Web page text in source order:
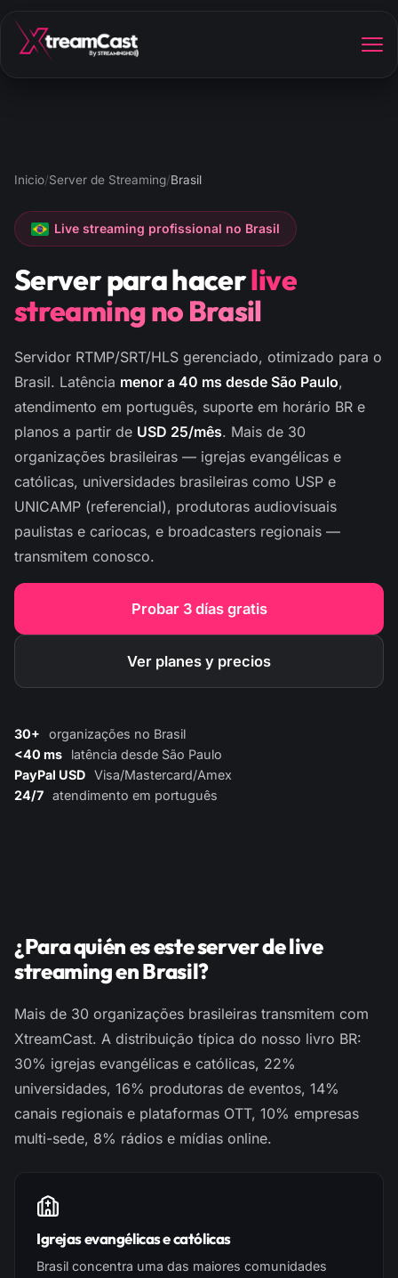
Inicio/Server de Streaming/Brasil
Live streaming profissional no Brasil
Server para hacerlive
streaming no Brasil
Servidor RTMP/SRT/HLS gerenciado, otimizado para o
Brasil. Latência menor a 40 ms desde São Paulo,
atendimento em português, suporte em horário BR e
planos a partir de USD 25/mês. Mais de 30
organizações brasileiras — igrejas evangélicas e
católicas, universidades brasileiras como USP e
UNICAMP (referencial), produtoras audiovisuais
paulistas e cariocas, e broadcasters regionais —
transmitem conosco.
Probar 3 días gratis
Ver planes y precios
30+
organizações no Brasil
<40 ms
latência desde São Paulo
PayPal USD Visa/Mastercard/Amex
24/7 atendimento em português
¿Para quién es este server de live
streaming en Brasil?
Mais de 30 organizações brasileiras transmitem com
XtreamCast. A distribuição típica do nosso livro BR:
30% igrejas evangélicas e católicas, 22%
universidades, 16% produtoras de eventos, 14%
canais regionais e plataformas OTT, 10% empresas
multi-sede, 8% rádios e mídias online.
Igrejas evangélicas e católicas
Brasil concentra uma das maiores comunidades